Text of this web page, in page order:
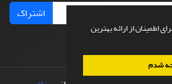
اطمینان از ارائه بهترین
شدم
اشتراک